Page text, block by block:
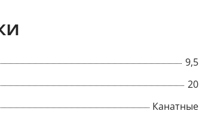
9,5
20
Канатные